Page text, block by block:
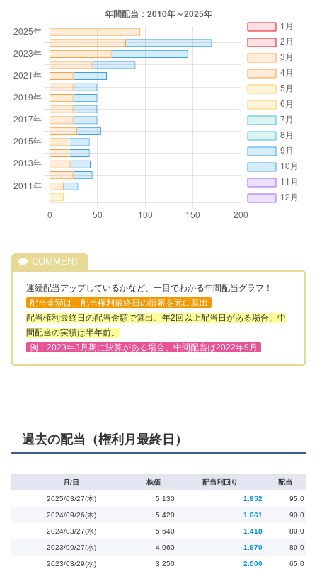
連続配当アップしているかなど、一目でわかる年間配当グラフ！
配当金額は、配当権利最終日の情報を元に算出
配当権利最終日の配当金額で算出、年2回以上配当日がある場合、中
間配当の実績は半年前。
例：2023年3月期に決算がある場合、中間配当は2022年9月
過去の配当（権利月最終日）
月/日 株価 配当利回り 配当
2025/03/27(木) 5,130 1.852 95.0
2024/09/26(木) 5,420 1.661 90.0
2024/03/27(水) 5,640 1.418 80.0
2023/09/27(水) 4,060 1.970 80.0
2023/03/29(水) 3,250 2.000 65.0